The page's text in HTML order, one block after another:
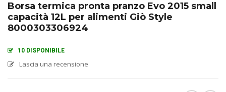
Borsa termica pronta pranzo Evo 2015 small
capacità 12L per alimenti Giò Style
8000303306924
10 DISPONIBILE
Lascia una recensione